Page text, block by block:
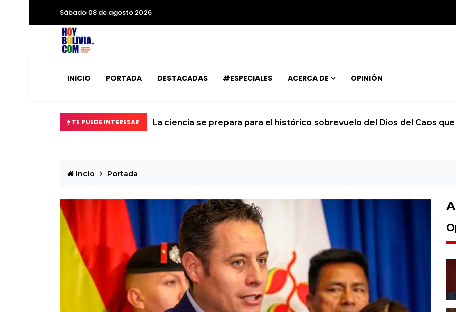
Sábado 08 de agosto 2026
INICIO PORTADA DESTACADAS #ESPECIALES ACERCA DE OPINIÓN
TE PUEDE INTERESAR La ciencia se prepara para el histórico sobrevuelo del Dios del Caos
Incio Portada